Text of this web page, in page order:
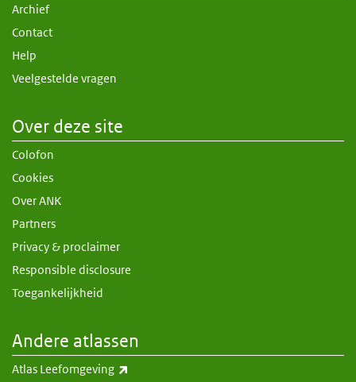
Archief
Contact
Help
Veelgestelde vragen
Over deze site
Colofon
Cookies
Over ANK
Partners
Privacy & proclaimer
Responsible disclosure
Toegankelijkheid
Andere atlassen
Atlas Leefomgeving